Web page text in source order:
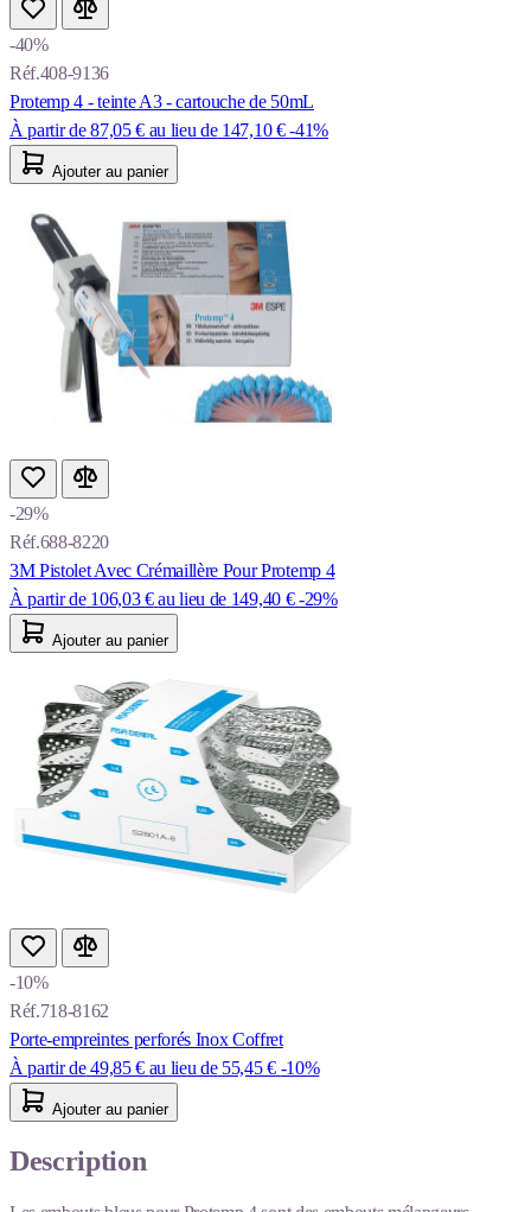
-40%
Réf.408-9136
Protemp 4 - teinte A3 - cartouche de 50mL
À partir de 87,05 € au lieu de 147,10 € -41%
Ajouter au panier
-29%
Réf.688-8220
3M Pistolet Avec Crémaillère Pour Protemp 4
À partir de 106,03 € au lieu de 149,40 € -29%
Ajouter au panier
-10%
Réf.718-8162
Porte-empreintes perforés Inox Coffret
À partir de 49,85 € au lieu de 55,45 € -10%
Ajouter au panier
Description